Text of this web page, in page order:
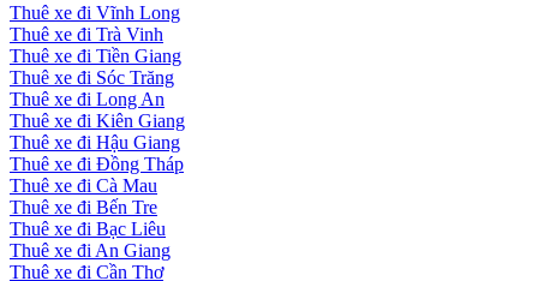
Thuê xe đi Vĩnh Long
Thuê xe đi Trà Vinh
Thuê xe đi Tiền Giang
Thuê xe đi Sóc Trăng
Thuê xe đi Long An
Thuê xe đi Kiên Giang
Thuê xe đi Hậu Giang
Thuê xe đi Đồng Tháp
Thuê xe đi Cà Mau
Thuê xe đi Bến Tre
Thuê xe đi Bạc Liêu
Thuê xe đi An Giang
Thuê xe đi Cần Thơ